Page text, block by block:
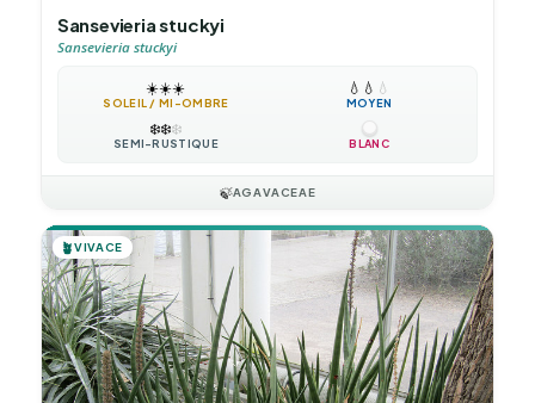
Sansevieria stuckyi
Sansevieria stuckyi
☀️☀️☀️
SOLEIL / MI-OMBRE
💧 💧 💧
MOYEN
❄️❄️❄️
SEMI-RUSTIQUE BLANC
🍃AGAVACEAE
🪴VIVACE